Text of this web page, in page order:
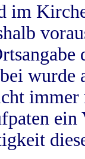
im
wurde